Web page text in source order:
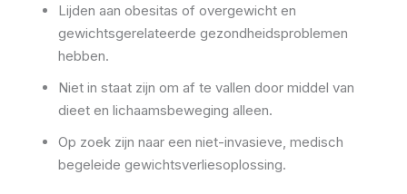
Lijden aan obesitas of overgewicht en
gewichtsgerelateerde gezondheidsproblemen
hebben.
Niet in staat zijn om af te vallen door middel van
dieet en lichaamsbeweging alleen.
Op zoek zijn naar een niet-invasieve, medisch
begeleide gewichtsverliesoplossing.